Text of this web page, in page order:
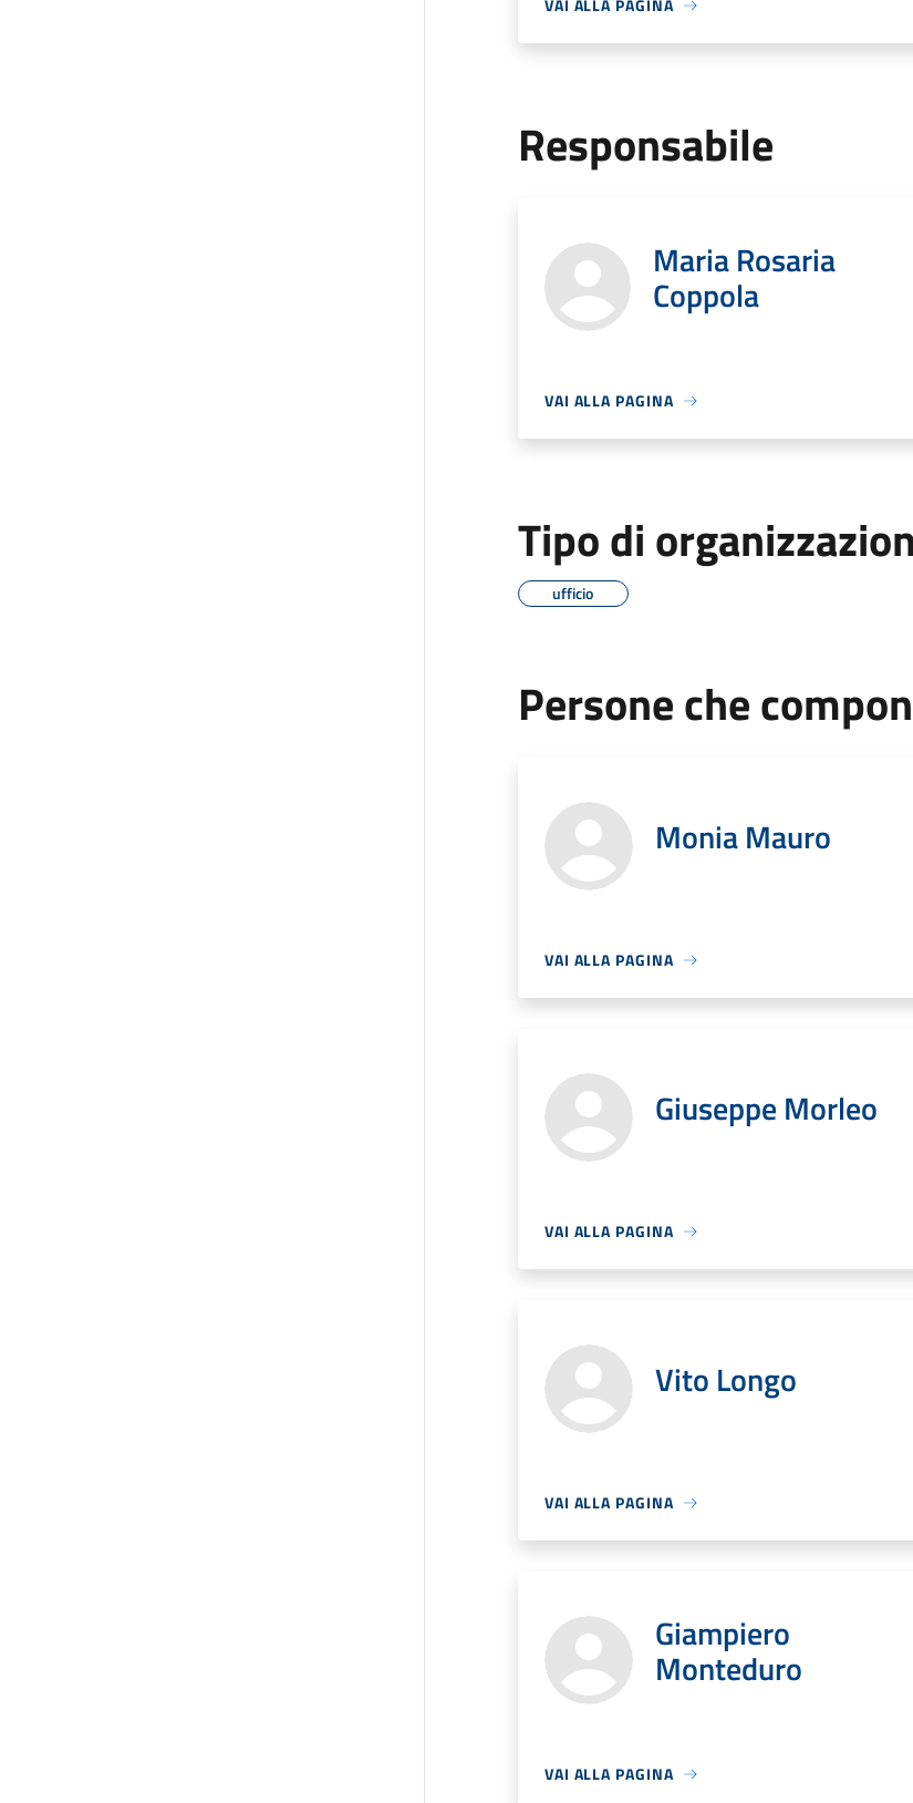
VAI ALLA PAGINA
Responsabile
Maria Rosaria
Coppola
VAI ALLA PAGINA
Tipo di
ufficio
Persone che
Monia Mauro
VAI ALLA PAGINA
Giuseppe Morleo
VAI ALLA PAGINA
Vito Longo
VAI ALLA PAGINA
Giampiero
Monteduro
VAI ALLA PAGINA